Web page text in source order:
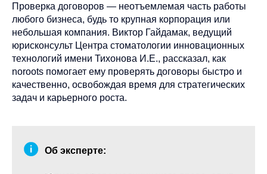
Проверка договоров — неотъемлемая часть работы
любого бизнеса, будь то крупная корпорация или
небольшая компания. Виктор Гайдамак, ведущий
юрисконсульт Центра стоматологии инновационных
технологий имени Тихонова И.Е., рассказал, как
noroots помогает ему проверять договоры быстро и
качественно, освобождая время для стратегических
задач и карьерного роста.
Об эксперте: